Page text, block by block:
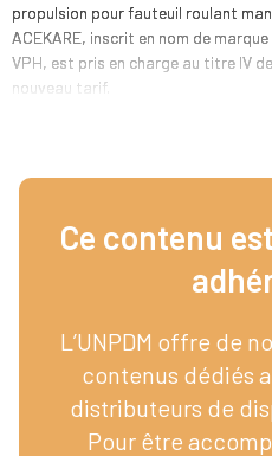
propulsion pour fauteuil roulant
ACEKARE, inscrit en nom de
VPH, est pris en charge au titre IV
nouveau tarif.
Ce contenu
L’UNPDM offre de
contenus dédiés
distributeurs de
Pour être